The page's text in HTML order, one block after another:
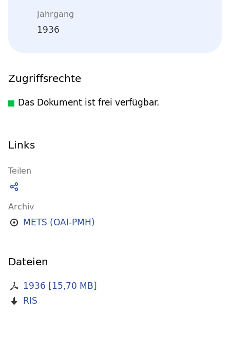
Jahrgang
1936
Zugriffsrechte
Das Dokument ist frei verfügbar.
Links
Teilen
Archiv
METS (OAI-PMH)
Dateien
1936 [15,70 MB]
RIS